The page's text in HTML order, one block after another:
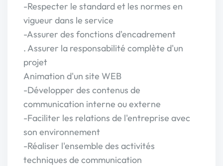
-Respecter le standard et les normes en
vigueur dans le service
-Assurer des fonctions d'encadrement
. Assurer la responsabilité complète d'un
projet
Animation d'un site WEB
-Développer des contenus de
communication interne ou externe
-Faciliter les relations de l'entreprise avec
son environnement
-Réaliser l'ensemble des activités
techniques de communication